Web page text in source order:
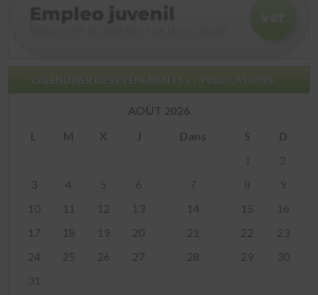
CALENDRIER DES ÉVÉNEMENTS ET PUBLICATIONS
AOÛT 2026
L
M X J Dans S
D
1
2
3
4 5 6 7 8
9
10
11 12 13 14 15
16
17
18 19 20 21 22
23
24
25 26 27 28 29
30
31